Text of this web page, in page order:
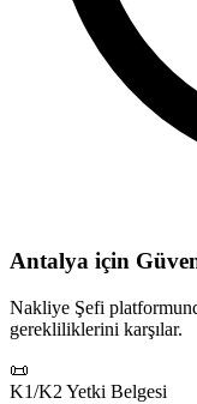
Antalya için
Nakliye Şefi
gerekliliklerini karşılar.
📜
K1/K2 Yetki Belgesi